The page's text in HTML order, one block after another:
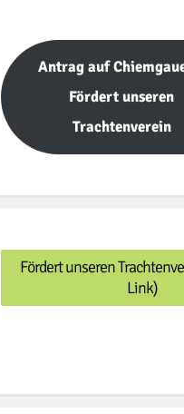
Antrag auf
Fördert unseren
Trachtenverein
Fördert unseren
Link)